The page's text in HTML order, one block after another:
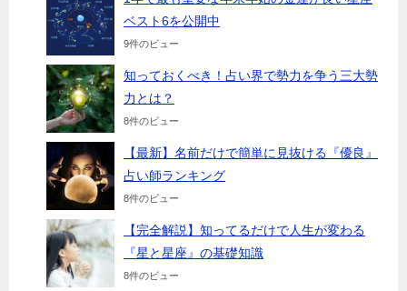
ベスト6を公開中
9件のビュー
知っておくべき！占い界で勢力を争う三大勢
力とは？
8件のビュー
【最新】名前だけで簡単に見抜ける『優良』
占い師ランキング
8件のビュー
【完全解説】知ってるだけで人生が変わる
『星と星座』の基礎知識
8件のビュー